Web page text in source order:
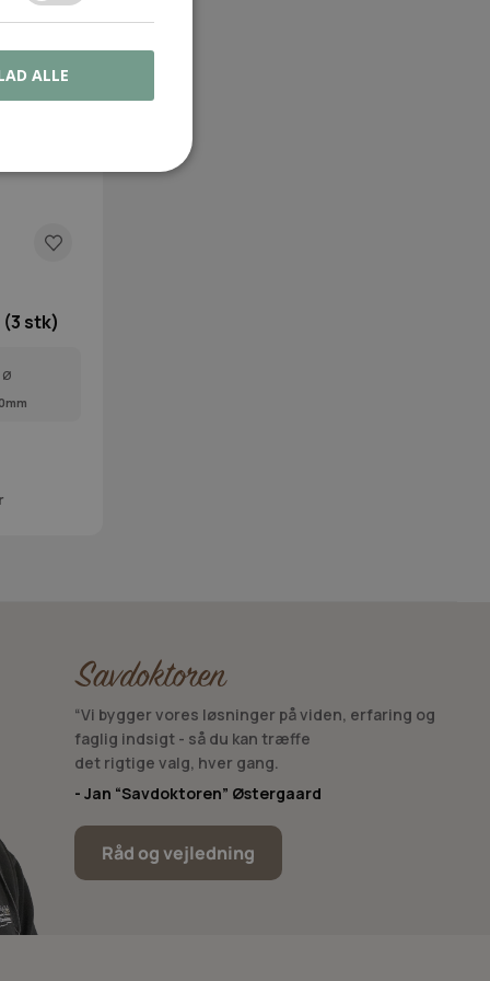
(3 stk)
Ø
“Vi bygger vores løsninger på viden, erfaring og
faglig indsigt - så du kan træffe
det rigtige valg, hver gang.
- Jan “Savdoktoren” Østergaard
Råd og vejledning
ALLE